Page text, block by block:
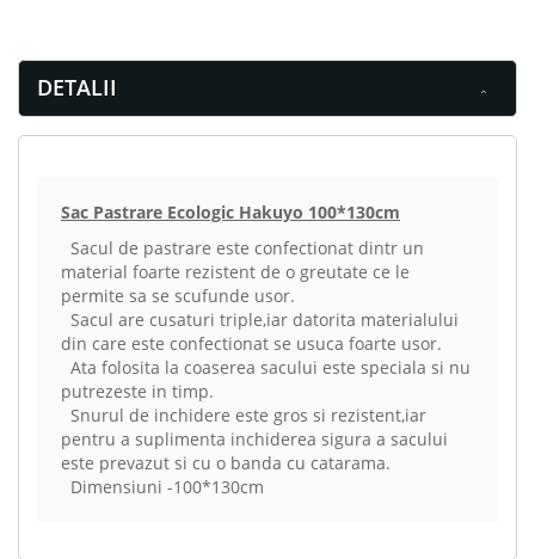
DETALII
Sac Pastrare Ecologic Hakuyo 100*130cm
Sacul de pastrare este confectionat dintr un
material foarte rezistent de o greutate ce le
permite sa se scufunde usor.
Sacul are cusaturi triple,iar datorita materialului
din care este confectionat se usuca foarte usor.
Ata folosita la coaserea sacului este speciala si nu
putrezeste in timp.
Snurul de inchidere este gros si rezistent,iar
pentru a suplimenta inchiderea sigura a sacului
este prevazut si cu o banda cu catarama.
Dimensiuni -100*130cm